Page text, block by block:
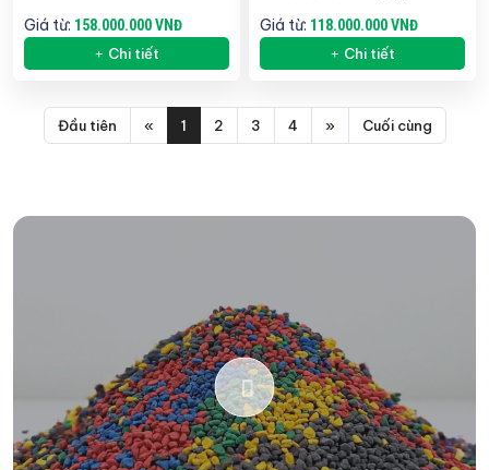
Giá từ: 158.000.000 VNĐ
Chi tiết
Giá từ: 118.000.000 VNĐ
Chi tiết
Đầu tiên « 1 2 3 4 » Cuối cùng